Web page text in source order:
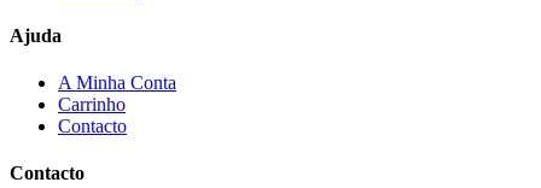
Ajuda
A Minha Conta
Carrinho
Contacto
Contacto